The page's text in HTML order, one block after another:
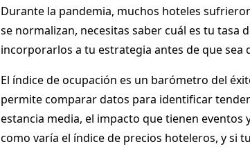
Durante la pandemia, muchos hoteles
se normalizan, necesitas saber cuál es tu tasa
incorporarlos a tu estrategia antes de que sea
El índice de ocupación es un barómetro del
permite comparar datos para identificar
estancia media, el impacto que tienen
como varía el índice de precios hoteleros, y si